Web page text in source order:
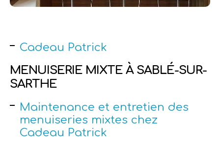
Cadeau Patrick
MENUISERIE MIXTE À SABLÉ-SUR-
SARTHE
Maintenance et entretien des
menuiseries mixtes chez
Cadeau Patrick